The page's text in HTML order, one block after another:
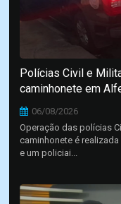
Polícias Civil e
caminhonete em
06/08/2026
Operação das polícias
caminhonete é
e um policiai...